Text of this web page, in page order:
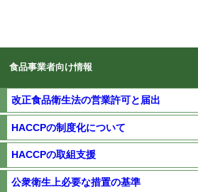
食品事業者向け情報
改正食品衛生法の営業許可と届出
HACCPの制度化について
HACCPの取組支援
公衆衛生上必要な措置の基準